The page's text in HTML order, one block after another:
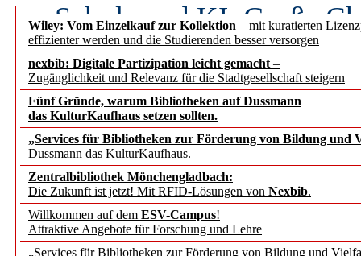
Wiley: Vom Einzelkauf zur Kollektion – mit kuratierten
effizienter werden und die Studierenden besser versorgen
nexbib: Digitale Partizipation leicht gemacht –
Zugänglichkeit und Relevanz für die Stadtgesellschaft steigern
Fünf Gründe, warum Bibliotheken auf Dussmann
das KulturKaufhaus setzen sollten.
„Services für Bibliotheken zur Förderung von Bildung und
Dussmann das KulturKaufhaus.
Zentralbibliothek Mönchengladbach:
Die Zukunft ist jetzt! Mit RFID-Lösungen von Nexbib.
Willkommen auf dem ESV-Campus!
Attraktive Angebote für Forschung und Lehre
„Services für Bibliotheken zur Förderung von Bildung und
Schule und KI: Große
Voraussetzungen
Erfolgreiches erstes
Segment Research –
angepasst
konstruktiv!